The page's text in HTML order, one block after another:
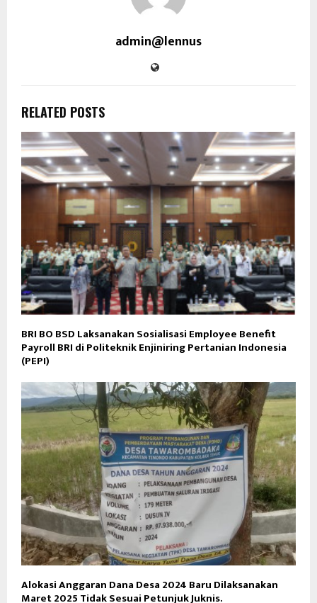
admin@lennus
RELATED POSTS
BRI BO BSD Laksanakan Sosialisasi Employee Benefit
Payroll BRI di Politeknik Enjiniring Pertanian Indonesia
(PEPI)
Alokasi Anggaran Dana Desa 2024 Baru Dilaksanakan
Maret 2025 Tidak Sesuai Petunjuk Juknis.